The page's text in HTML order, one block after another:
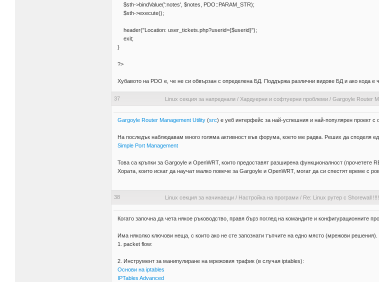
$sth->bindValue(':notes', $notes, PDO::PARAM_STR);
$sth->execute();
header("Location: user_tickets.php?userid={$userid}");
exit;
}
?>
Хубавото на PDO е, че не си обвързан с определена БД. Поддържа различни видове БД и ако кода
37 Linux секция за напреднали/ Хардуерни и софтуерни проблеми/ Gargoyle Router
Gargoyle Router Management Utility(src) е уеб интерфейс за най-успешния и най-популярен проект с
На последък наблюдавам много голяма активност във форума, което ме радва. Реших да споделя
Simple Port Management
Това са кръпки за Gargoyle и OpenWRT, които предоставят разширена функционалност (прочетете
Хората, които искат да научат малко повече за Gargoyle и OpenWRT, могат да си спестят време с
38 Linux секция за начинаещи/ Настройка на програми/ Re: Linux рутер с Shorewall
Когато започна да чета някое ръководство, правя бърз поглед на командите и конфигурационните
Има няколко ключови неща, с които ако не сте запознати тъпчите на едно място (мрежови решения).
1. packet flow:
2. Инструмент за манипулиране на мрежовия трафик (в случая iptables):
Основи на iptables
IPTables Advanced